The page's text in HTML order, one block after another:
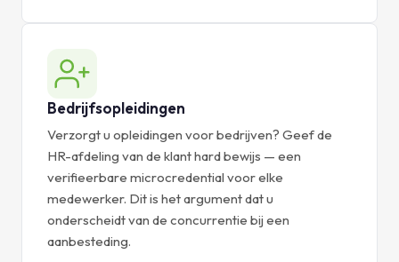
Bedrijfsopleidingen
Verzorgt u opleidingen voor bedrijven? Geef de
HR-afdeling van de klant hard bewijs — een
verifieerbare microcredential voor elke
medewerker. Dit is het argument dat u
onderscheidt van de concurrentie bij een
aanbesteding.